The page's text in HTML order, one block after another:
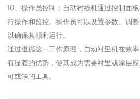
10、操作员控制：自动衬线机通过控制面
行操作和监控。操作员可以设置参数、调
以确保其顺利运行。
通过遵循这一工作原理，自动衬里机在效
有显着的优势，使其成为需要衬里或涂层
可或缺的工具。